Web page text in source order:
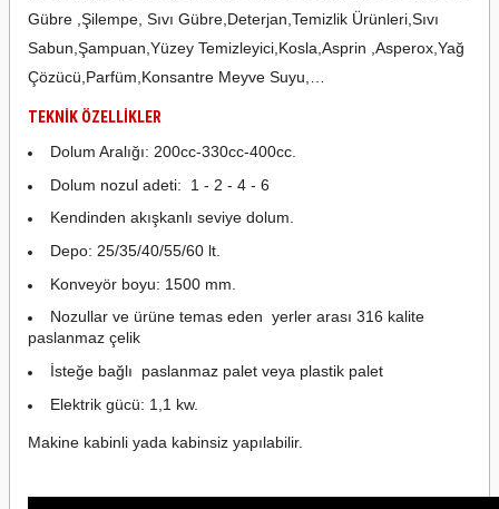
Gübre ,Şilempe, Sıvı Gübre,Deterjan,Temizlik Ürünleri,Sıvı
Sabun,Şampuan,Yüzey Temizleyici,Kosla,Asprin ,Asperox,Yağ
Çözücü,Parfüm,Konsantre Meyve Suyu,…
TEKNİK ÖZELLİKLER
Dolum Aralığı: 200cc-330cc-400cc.
Dolum nozul adeti: 1 - 2 - 4 - 6
Kendinden akışkanlı seviye dolum.
Depo: 25/35/40/55/60 lt.
Konveyör boyu: 1500 mm.
Nozullar ve ürüne temas eden yerler arası 316 kalite
paslanmaz çelik
İsteğe bağlı paslanmaz palet veya plastik palet
Elektrik gücü: 1,1 kw.
Makine kabinli yada kabinsiz yapılabilir.